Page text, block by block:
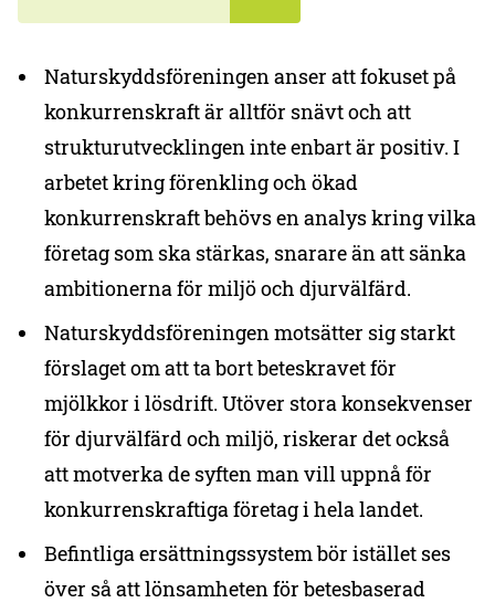
Naturskyddsföreningen anser att fokuset på
konkurrenskraft är alltför snävt och att
strukturutvecklingen inte enbart är positiv. I
arbetet kring förenkling och ökad
konkurrenskraft behövs en analys kring vilka
företag som ska stärkas, snarare än att sänka
ambitionerna för miljö och djurvälfärd.
Naturskyddsföreningen motsätter sig starkt
förslaget om att ta bort beteskravet för
mjölkkor i lösdrift. Utöver stora konsekvenser
för djurvälfärd och miljö, riskerar det också
att motverka de syften man vill uppnå för
konkurrenskraftiga företag i hela landet.
Befintliga ersättningssystem bör istället ses
över så att lönsamheten för betesbaserad